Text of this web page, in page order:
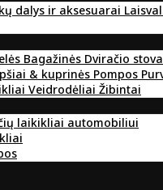
dalys ir aksesuarai
Bagažinės Dviračio
& kuprinės Pompos
Veidrodėliai Žibintai
laikikliai automobiliui